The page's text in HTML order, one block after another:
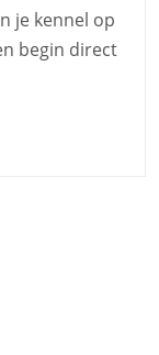
je kennel op
begin direct